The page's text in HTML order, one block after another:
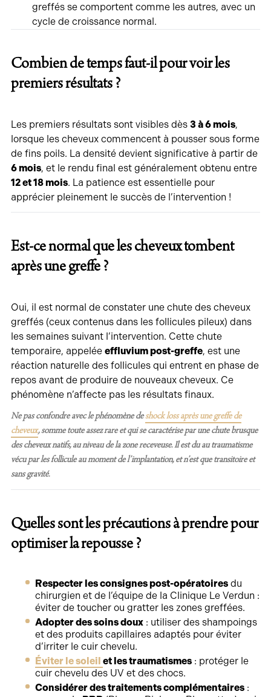
greffés se comportent comme les autres, avec un
cycle de croissance normal.
Combien de temps faut-il pour voir les
premiers résultats ?
Les premiers résultats sont visibles dès 3 à 6 mois,
lorsque les cheveux commencent à pousser sous forme
de fins poils. La densité devient significative à partir de
6 mois, et le rendu final est généralement obtenu entre
12 et 18 mois. La patience est essentielle pour
apprécier pleinement le succès de l’intervention !
Est-ce normal que les cheveux tombent
après une greffe ?
Oui, il est normal de constater une chute des cheveux
greffés (ceux contenus dans les follicules pileux) dans
les semaines suivant l’intervention. Cette chute
temporaire, appelée effluvium post-greffe, est une
réaction naturelle des follicules qui entrent en phase de
repos avant de produire de nouveaux cheveux. Ce
phénomène n’affecte pas les résultats finaux.
Ne pas confondre avec le phénomène deshock loss après une greffe de
cheveux, somme toute assez rare et qui se caractérise par unechute brusque
des cheveux natifs, au niveau de la zone receveuse. Il est du au traumatisme
vécu par les follicule au moment de l’implantation, et n’est que transitoire et
sans gravité.
Quelles sont les précautions à prendre pour
optimiser la repousse ?
Respecter les consignes post-opératoiresdu
chirurgien et de l’équipe de la Clinique Le Verdun :
éviter de toucher ou gratter les zones greffées.
Adopter des soins doux: utiliser des shampoings
et des produits capillaires adaptés pour éviter
d’irriter le cuir chevelu.
Éviter le soleil et les traumatismes: protéger le
cuir chevelu des UV et des chocs.
Considérer des traitements complémentaires: